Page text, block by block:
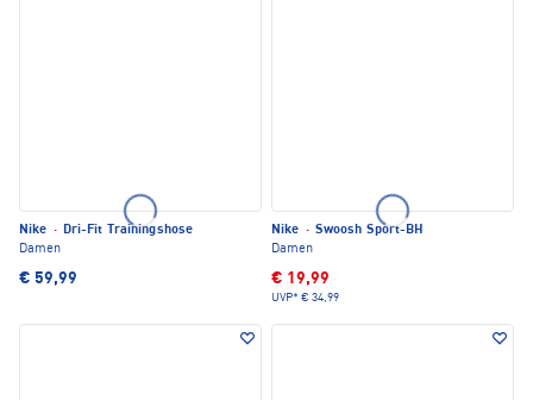
Nike · Dri-Fit Trainingshose
Damen
€ 59,99
Nike · Swoosh Sport-BH
Damen
€ 19,99
UVP* € 34,99